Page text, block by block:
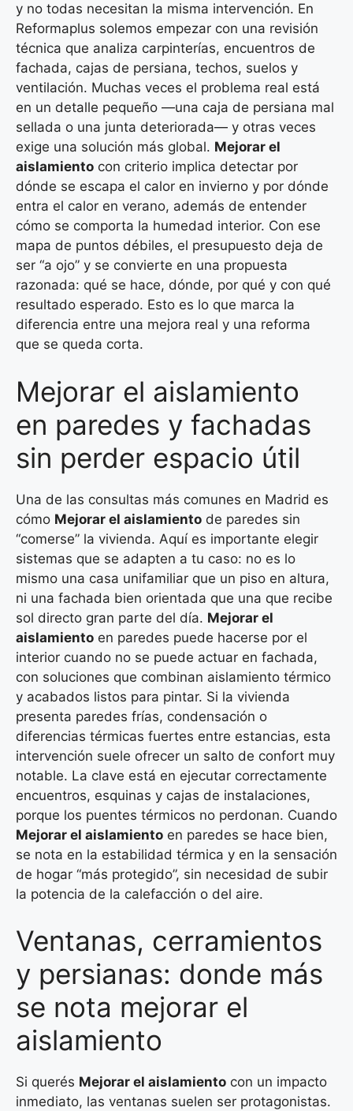
y no todas necesitan la misma intervención. En
Reformaplus solemos empezar con una revisión
técnica que analiza carpinterías, encuentros de
fachada, cajas de persiana, techos, suelos y
ventilación. Muchas veces el problema real está
en un detalle pequeño —una caja de persiana mal
sellada o una junta deteriorada— y otras veces
exige una solución más global. Mejorar el
aislamiento con criterio implica detectar por
dónde se escapa el calor en invierno y por dónde
entra el calor en verano, además de entender
cómo se comporta la humedad interior. Con ese
mapa de puntos débiles, el presupuesto deja de
ser “a ojo” y se convierte en una propuesta
razonada: qué se hace, dónde, por qué y con qué
resultado esperado. Esto es lo que marca la
diferencia entre una mejora real y una reforma
que se queda corta.
Mejorar el aislamiento
en paredes y fachadas
sin perder espacio útil
Una de las consultas más comunes en Madrid es
cómo Mejorar el aislamiento de paredes sin
“comerse” la vivienda. Aquí es importante elegir
sistemas que se adapten a tu caso: no es lo
mismo una casa unifamiliar que un piso en altura,
ni una fachada bien orientada que una que recibe
sol directo gran parte del día. Mejorar el
aislamiento en paredes puede hacerse por el
interior cuando no se puede actuar en fachada,
con soluciones que combinan aislamiento térmico
y acabados listos para pintar. Si la vivienda
presenta paredes frías, condensación o
diferencias térmicas fuertes entre estancias, esta
intervención suele ofrecer un salto de confort muy
notable. La clave está en ejecutar correctamente
encuentros, esquinas y cajas de instalaciones,
porque los puentes térmicos no perdonan. Cuando
Mejorar el aislamiento en paredes se hace bien,
se nota en la estabilidad térmica y en la sensación
de hogar “más protegido”, sin necesidad de subir
la potencia de la calefacción o del aire.
Ventanas, cerramientos
y persianas: donde más
se nota mejorar el
aislamiento
Si querés Mejorar el aislamiento con un impacto
inmediato, las ventanas suelen ser protagonistas.